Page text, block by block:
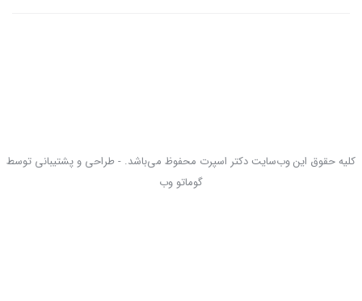
کلیه حقوق این وب‌سایت دکتر اسپرت محفوظ می‌باشد. - طراحی و پشتیبانی توسط
گوماتو وب